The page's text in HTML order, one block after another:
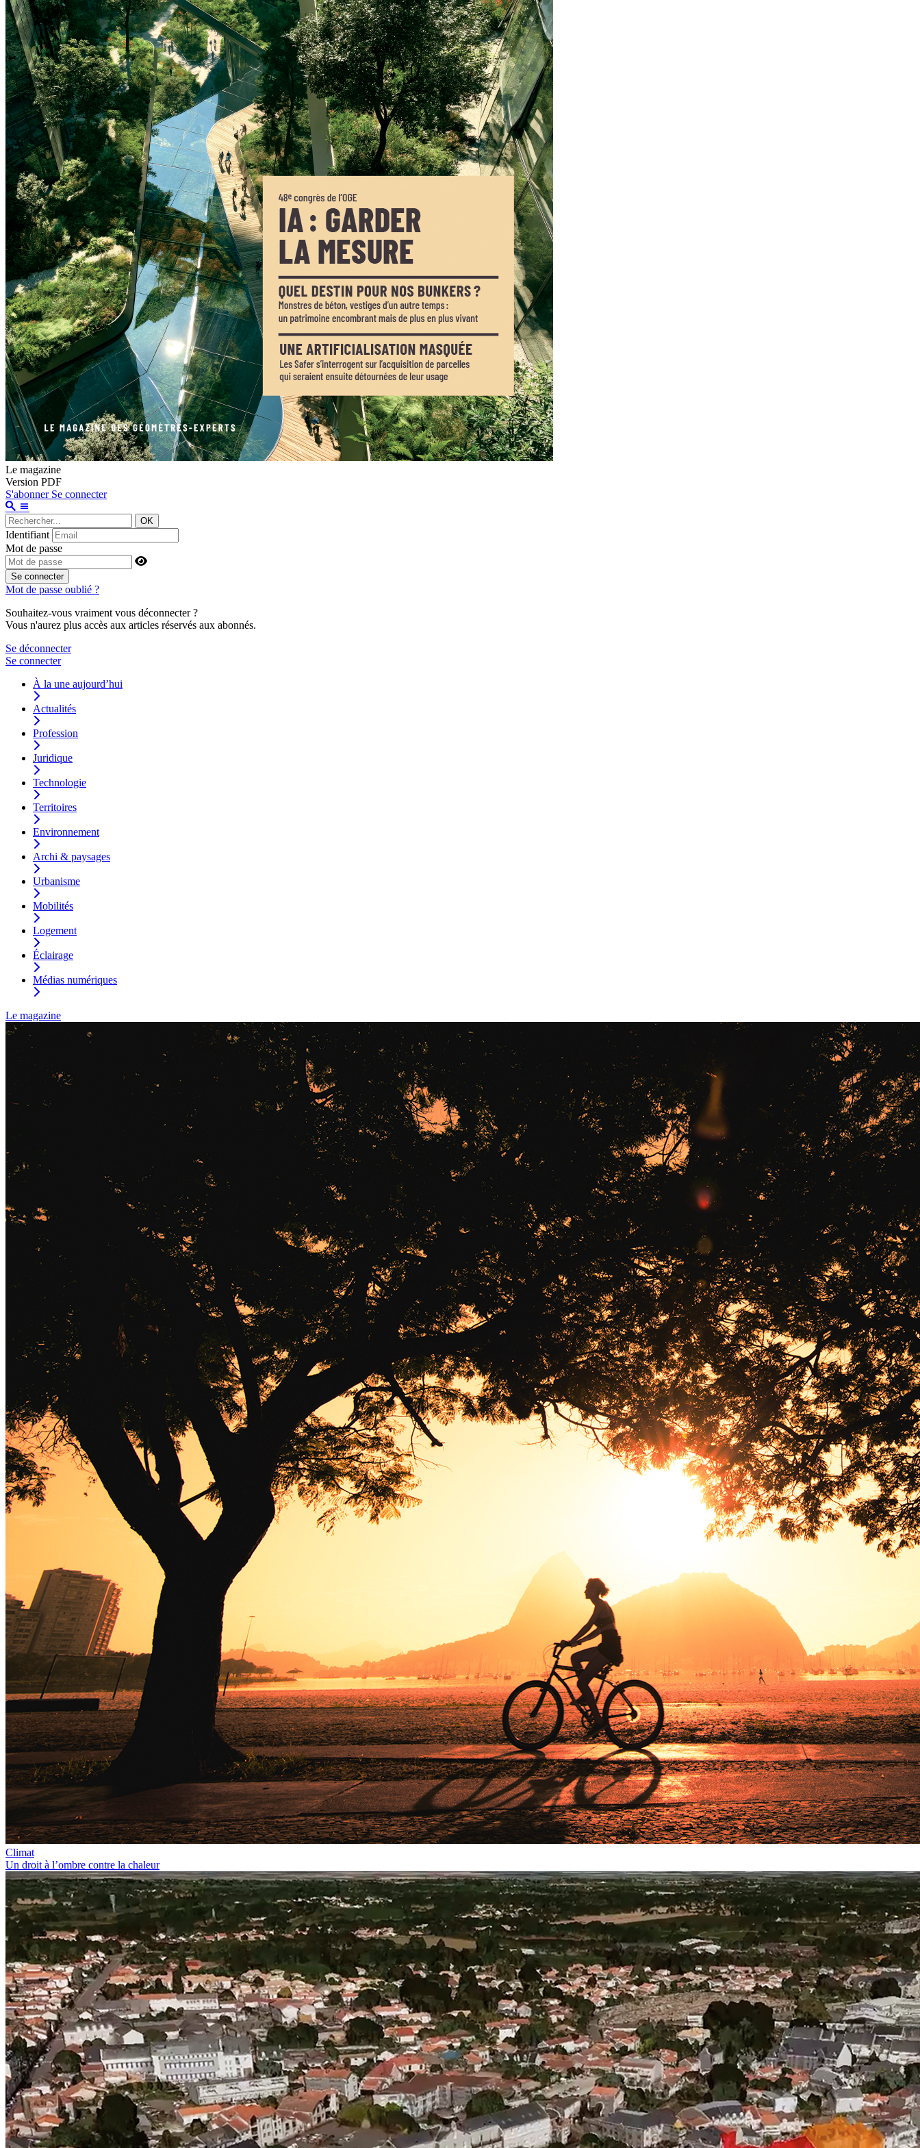
Le magazine
Version PDF
S'abonner Se connecter
OK
Identifiant
Mot de passe
Se connecter
Mot de passe oublié ?
Souhaitez-vous vraiment vous déconnecter ?
Vous n'aurez plus accès aux articles réservés aux abonnés.
Se déconnecter
Se connecter
À la une aujourd’hui
Actualités
Profession
Juridique
Technologie
Territoires
Environnement
Archi & paysages
Urbanisme
Mobilités
Logement
Éclairage
Médias numériques
Le magazine
Climat
Un droit à l’ombre contre la chaleur